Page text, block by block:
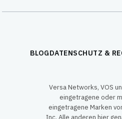
BLOGDATENSCHUTZ &
Versa Networks, VOS
eingetragene oder
eingetragene Marken